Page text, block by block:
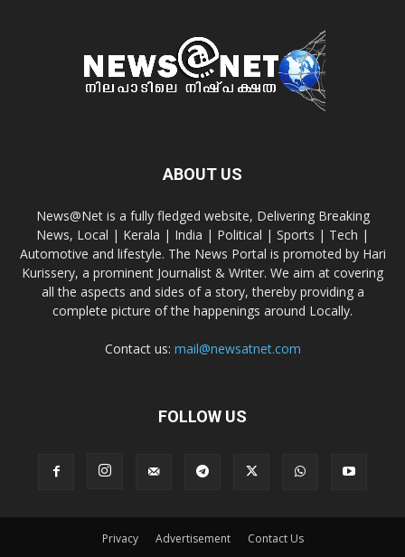
ABOUT US
News@Net is a fully fledged website, Delivering Breaking
News, Local | Kerala | India | Political | Sports | Tech |
Automotive and lifestyle. The News Portal is promoted by Hari
Kurissery, a prominent Journalist & Writer. We aim at covering
all the aspects and sides of a story, thereby providing a
complete picture of the happenings around Locally.
Contact us: mail@newsatnet.com
FOLLOW US
Privacy Advertisement Contact Us